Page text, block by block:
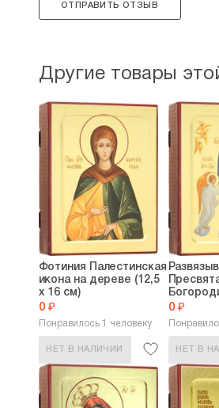
ОТПРАВИТЬ ОТЗЫВ
Другие товары
Фотиния Палестинская
икона на дереве (12,5
х 16 см)
0 ₽
Понравилось 1 человеку
НЕТ В НАЛИЧИИ
0 ₽
НЕТ В